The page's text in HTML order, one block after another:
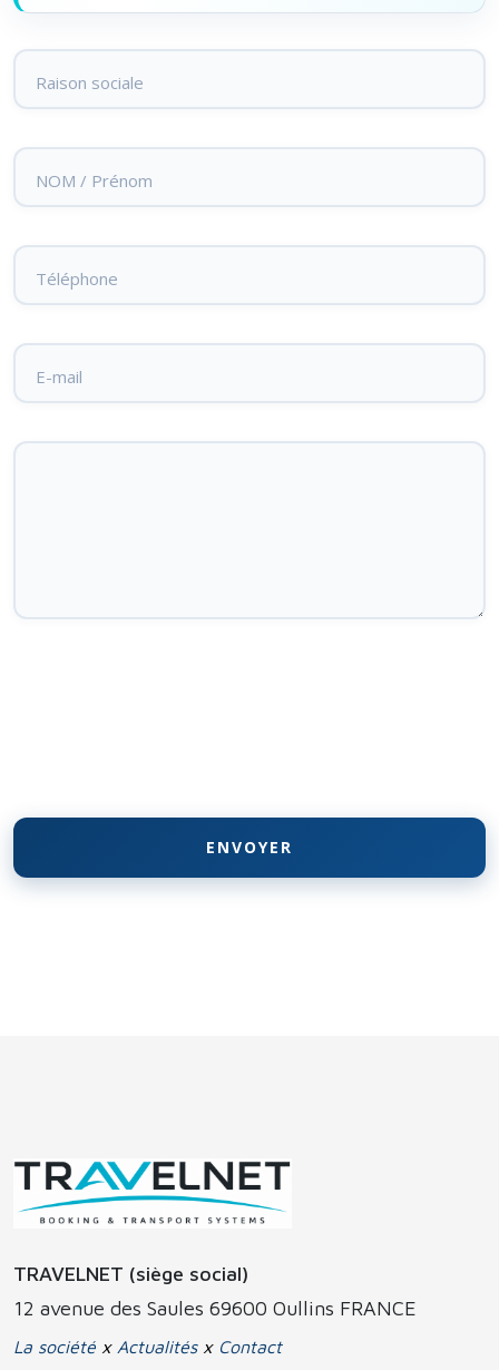
ENVOYER
TRAVELNET (siège social)
12 avenue des Saules 69600 Oullins FRANCE
La société x Actualitésx Contact